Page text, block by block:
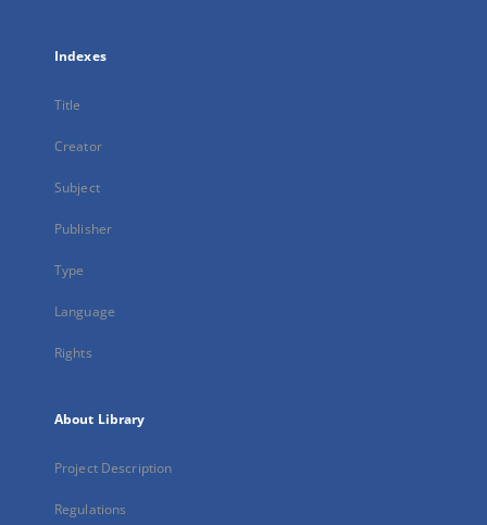
Indexes
Title
Creator
Subject
Publisher
Type
Language
Rights
About Library
Project Description
Regulations